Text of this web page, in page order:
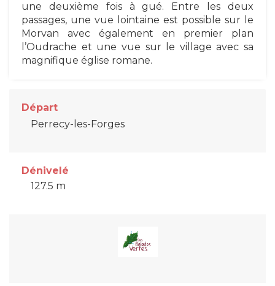
une deuxième fois à gué. Entre les deux
passages, une vue lointaine est possible sur le
Morvan avec également en premier plan
l’Oudrache et une vue sur le village avec sa
magnifique église romane.
Départ
Perrecy-les-Forges
Dénivelé
127.5 m